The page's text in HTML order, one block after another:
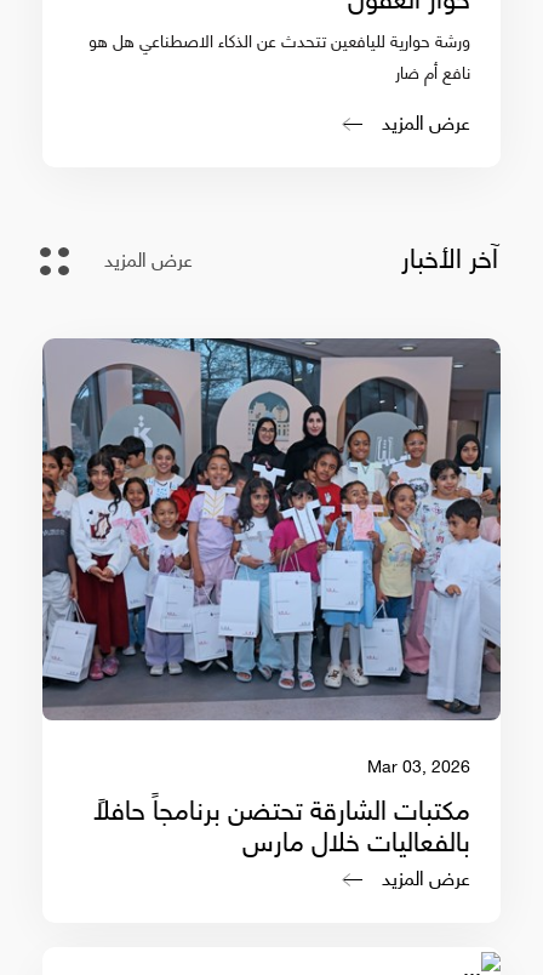
ورشة حوارية لليافعين تتحدث عن الذكاء الاصطناعي هل هو
نافع أم ضار
عرض المزيد
آخر الأخبار عرض المزيد
Mar 03, 2026
مكتبات الشارقة تحتضن برنامجاً حافلاً
بالفعاليات خلال مارس
عرض المزيد